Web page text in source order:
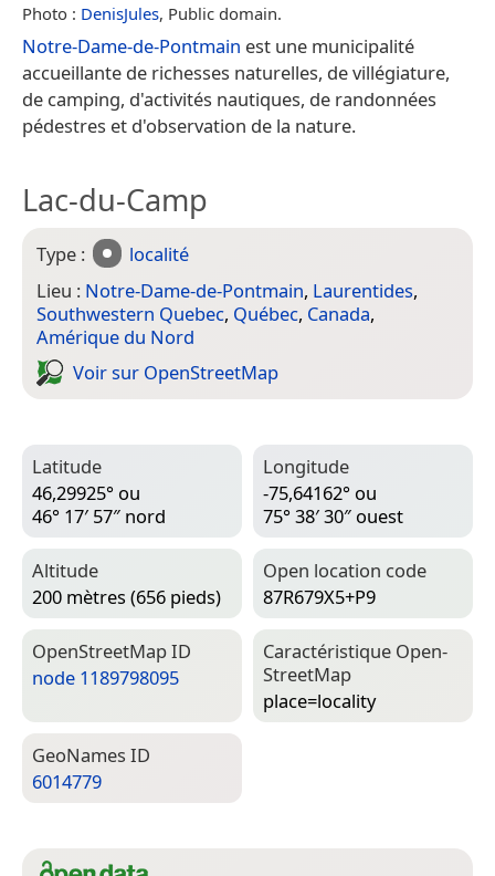
Photo : DenisJules, Public domain.
Notre-Dame-de-Pontmain est une municipalité
accueillante de richesses naturelles, de villégiature,
de camping, d'activités nautiques, de randonnées
pédestres et d'observation de la nature.
Lac-du-Camp
Type :
localité
Lieu : Notre-Dame-de-Pontmain, Laurentides,
Southwestern Quebec, Québec, Canada,
Amérique du Nord
Voir sur Open­Street­Map
Latitude
46,29925° ou
46° 17′ 57″ nord
Longitude
-75,64162° ou
75° 38′ 30″ ouest
Altitude
200 mètres (656 pieds)
Open location code
87R679X5+P9
Open­Street­Map ID
node 1189798095
Caractéristique Open­
Street­Map
place=­locality
Geo­Names ID
6014779